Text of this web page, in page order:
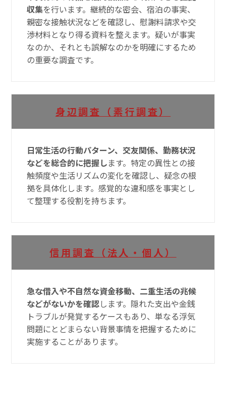
収集を行います。継続的な密会、宿泊の事実、
親密な接触状況などを確認し、慰謝料請求や交
渉材料となり得る資料を整えます。疑いが事実
なのか、それとも誤解なのかを明確にするため
の重要な調査です。
身辺調査（素行調査）
日常生活の行動パターン、交友関係、勤務状況
などを総合的に把握します。特定の異性との接
触頻度や生活リズムの変化を確認し、疑念の根
拠を具体化します。感覚的な違和感を事実とし
て整理する役割を持ちます。
信用調査（法人・個人）
急な借入や不自然な資金移動、二重生活の兆候
などがないかを確認します。隠れた支出や金銭
トラブルが発覚するケースもあり、単なる浮気
問題にとどまらない背景事情を把握するために
実施することがあります。